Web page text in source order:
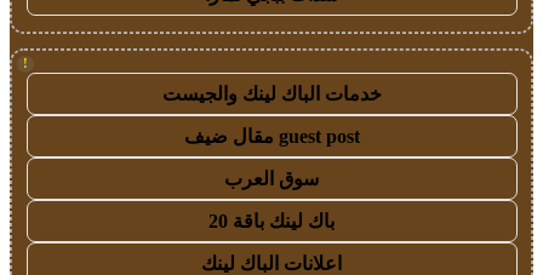
!
خدمات الباك لينك والجيست
guest post مقال ضيف
سوق العرب
باك لينك باقة 20
اعلانات الباك لينك